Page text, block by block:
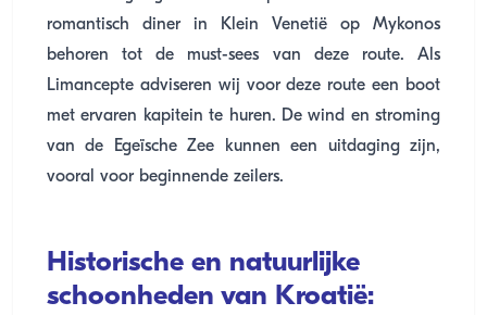
romantisch diner in Klein Venetië op Mykonos
behoren tot de must-sees van deze route. Als
Limancepte adviseren wij voor deze route een boot
met ervaren kapitein te huren. De wind en stroming
van de Egeïsche Zee kunnen een uitdaging zijn,
vooral voor beginnende zeilers.
Historische en natuurlijke
schoonheden van Kroatië: